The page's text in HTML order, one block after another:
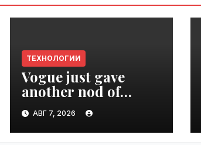
ТЕХНОЛОГИИ
Vogue just gave
another nod of
approval to the tech
world | VseTime.ru
АВГ 7, 2026